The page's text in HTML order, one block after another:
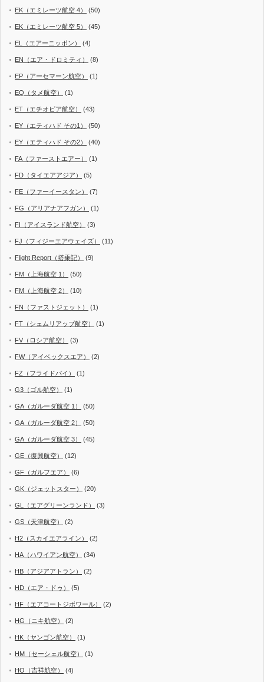
EK（エミレーツ航空 4） (50)
EK（エミレーツ航空 5） (45)
EL（エアーニッポン） (4)
EN（エア・ドロミティ） (8)
EP（アーセマーン航空） (1)
EQ（タメ航空） (1)
ET（エチオピア航空） (43)
EY（エティハド その1） (50)
EY（エティハド その2） (40)
FA（ファーストエアー） (1)
FD（タイエアアジア） (5)
FE（ファーイースタン） (7)
FG（アリアナアフガン） (1)
FI（アイスランド航空） (3)
FJ（フィジーエアウェイズ） (11)
Flight Report（搭乗記） (9)
FM（上海航空 1） (50)
FM（上海航空 2） (10)
FN（ファストジェット） (1)
FT（シェムリアップ航空） (1)
FV（ロシア航空） (3)
FW（アイベックスエア） (2)
FZ（フライドバイ） (1)
G3（ゴル航空） (1)
GA（ガルーダ航空 1） (50)
GA（ガルーダ航空 2） (50)
GA（ガルーダ航空 3） (45)
GE（復興航空） (12)
GF（ガルフエア） (6)
GK（ジェットスター） (20)
GL（エアグリーンランド） (3)
GS（天津航空） (2)
H2（スカイエアライン） (2)
HA（ハワイアン航空） (34)
HB（アジアアトラン） (2)
HD（エア・ドゥ） (5)
HF（エアコートジボワール） (2)
HG（ニキ航空） (2)
HK（ヤンゴン航空） (1)
HM（セーシェル航空） (1)
HO（吉祥航空） (4)